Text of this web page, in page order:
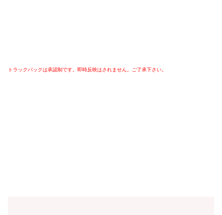
トラックバックは承認制です。即時反映はされません。ご了承下さい。